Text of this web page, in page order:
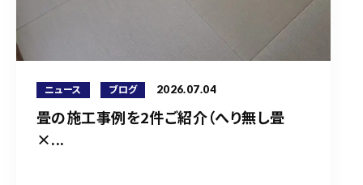
ニュース ブログ 2026.07.04
畳の施工事例を2件ご紹介（へり無し畳
×...